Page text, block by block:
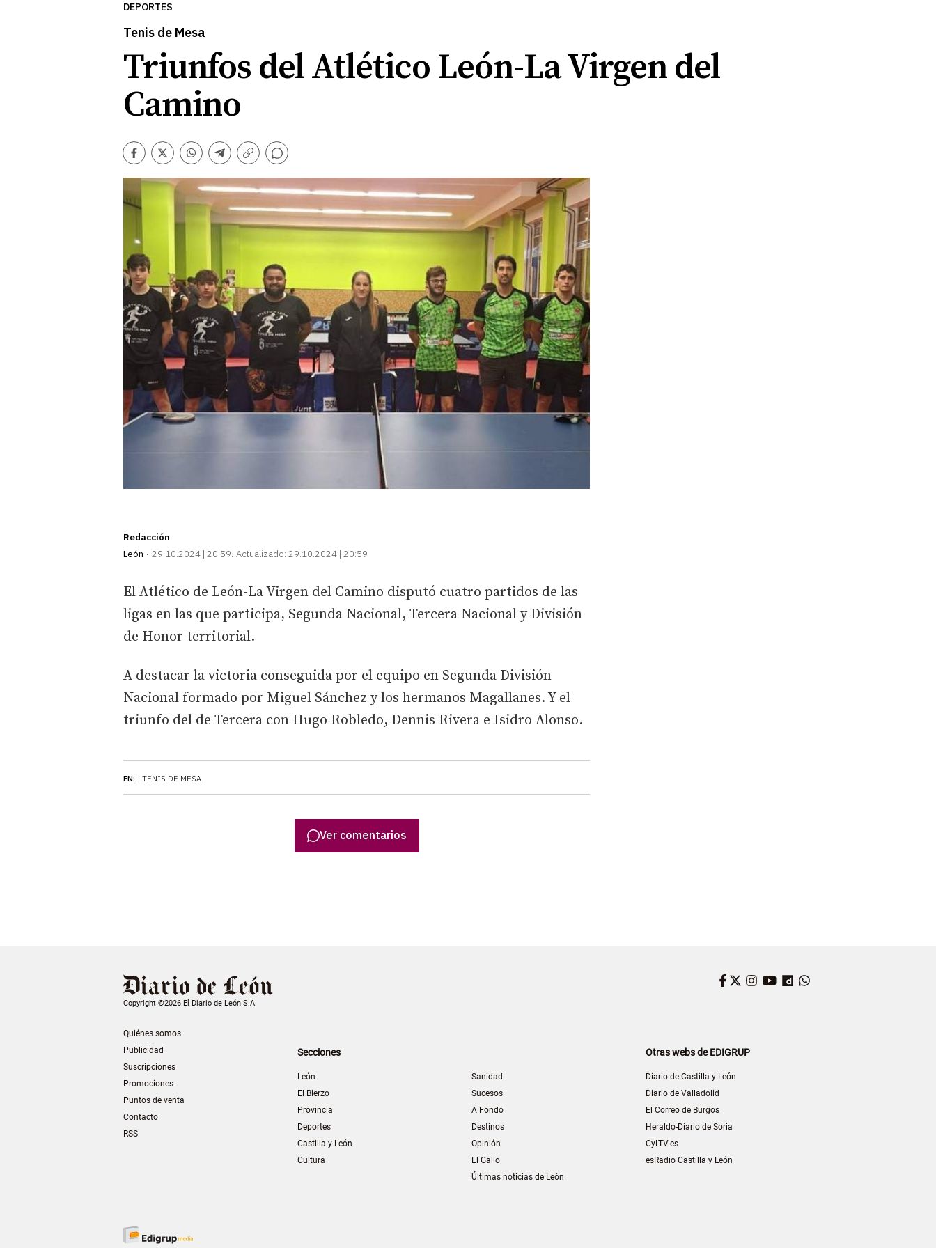
DEPORTES
Tenis de Mesa
Triunfos del Atlético León-La Virgen del
Camino
Facebook
TwitterWhatsapp
Telegram
Copiar
enlace
Comentarios
Redacción
León
29.10.2024 | 20:59 Actualizado: 29.10.2024 | 20:59
EN: TENIS DE MESA
El Atlético de León-La Virgen del Camino disputó cuatro partidos de las
ligas en las que participa, Segunda Nacional, Tercera Nacional y División
de Honor territorial.
A destacar la victoria conseguida por el equipo en Segunda División
Nacional formado por Miguel Sánchez y los hermanos Magallanes. Y el
triunfo del de Tercera con Hugo Robledo, Dennis Rivera e Isidro Alonso.
Ver comentarios
Copyright ©2026 El Diario de León S.A.
Quiénes somos
Publicidad
Suscripciones
Promociones
Puntos de venta
Contacto
RSS
Facebook
Twitter
Instagram
YouTube
Dailymotion
Secciones
León
El Bierzo
Provincia
Deportes
Castilla y León
Cultura
Sanidad
Sucesos
A Fondo
Destinos
Opinión
El Gallo
Últimas noticias de León
Otras webs de EDIGRUP
Diario de Castilla y León
Diario de Valladolid
El Correo de Burgos
Heraldo-Diario de Soria
CyLTV.es
esRadio Castilla y León